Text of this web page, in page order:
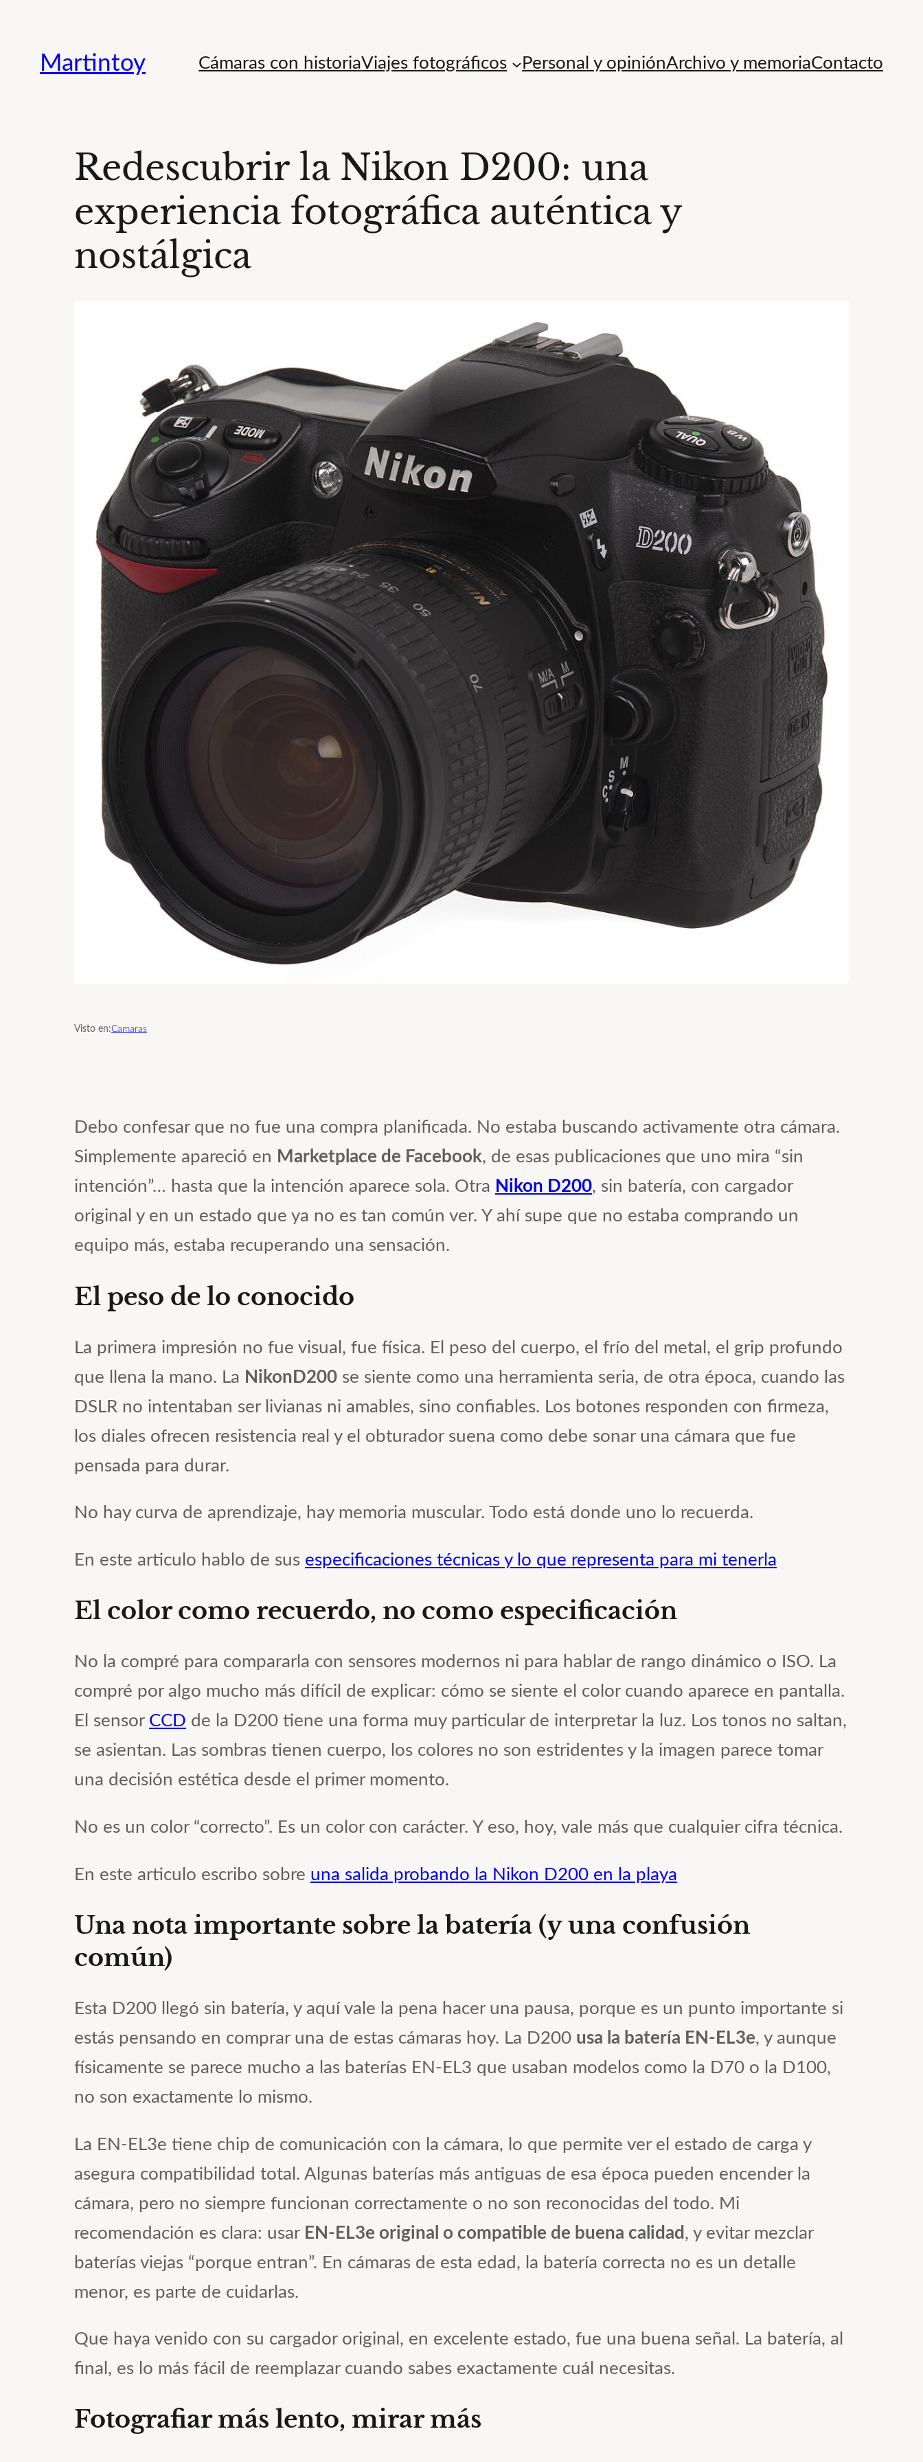
contenido
Martintoy Cámaras con historiaViajes fotográficos Personal y opiniónArchivo y memoriaContacto
Redescubrir la Nikon D200: una
experiencia fotográfica auténtica y
nostálgica
Visto en:Camaras
Debo confesar que no fue una compra planificada. No estaba buscando activamente otra cámara.
Simplemente apareció en Marketplace de Facebook, de esas publicaciones que uno mira “sin
intención”… hasta que la intención aparece sola. Otra Nikon D200, sin batería, con cargador
original y en un estado que ya no es tan común ver. Y ahí supe que no estaba comprando un
equipo más, estaba recuperando una sensación.
El peso de lo conocido
La primera impresión no fue visual, fue física. El peso del cuerpo, el frío del metal, el grip profundo
que llena la mano. La NikonD200 se siente como una herramienta seria, de otra época, cuando las
DSLR no intentaban ser livianas ni amables, sino confiables. Los botones responden con firmeza,
los diales ofrecen resistencia real y el obturador suena como debe sonar una cámara que fue
pensada para durar.
No hay curva de aprendizaje, hay memoria muscular. Todo está donde uno lo recuerda.
En este articulo hablo de sus especificaciones técnicas y lo que representa para mi tenerla
El color como recuerdo, no como especificación
No la compré para compararla con sensores modernos ni para hablar de rango dinámico o ISO. La
compré por algo mucho más difícil de explicar: cómo se siente el color cuando aparece en pantalla.
El sensor CCD de la D200 tiene una forma muy particular de interpretar la luz. Los tonos no saltan,
se asientan. Las sombras tienen cuerpo, los colores no son estridentes y la imagen parece tomar
una decisión estética desde el primer momento.
No es un color “correcto”. Es un color con carácter. Y eso, hoy, vale más que cualquier cifra técnica.
En este articulo escribo sobre una salida probando la Nikon D200 en la playa
Una nota importante sobre la batería (y una confusión
común)
Esta D200 llegó sin batería, y aquí vale la pena hacer una pausa, porque es un punto importante si
estás pensando en comprar una de estas cámaras hoy. La D200 usa la batería EN-EL3e, y aunque
físicamente se parece mucho a las baterías EN-EL3 que usaban modelos como la D70 o la D100,
no son exactamente lo mismo.
La EN-EL3e tiene chip de comunicación con la cámara, lo que permite ver el estado de carga y
asegura compatibilidad total. Algunas baterías más antiguas de esa época pueden encender la
cámara, pero no siempre funcionan correctamente o no son reconocidas del todo. Mi
recomendación es clara: usar EN-EL3e original o compatible de buena calidad, y evitar mezclar
baterías viejas “porque entran”. En cámaras de esta edad, la batería correcta no es un detalle
menor, es parte de cuidarlas.
Que haya venido con su cargador original, en excelente estado, fue una buena señal. La batería, al
final, es lo más fácil de reemplazar cuando sabes exactamente cuál necesitas.
Fotografiar más lento, mirar más